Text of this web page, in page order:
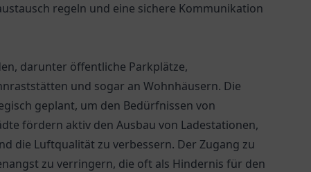
regeln und eine sichere Kommunikation
darunter öffentliche Parkplätze,
und sogar an Wohnhäusern. Die
geplant, um den Bedürfnissen von
fördern aktiv den Ausbau von Ladestationen,
die Luftqualität zu verbessern. Der Zugang zu
zu verringern, die oft als Hindernis für den